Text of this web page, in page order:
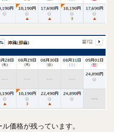
価格が残っています。